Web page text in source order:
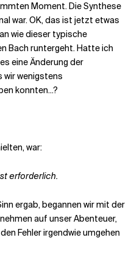
Moment. Die Synthese
war. OK, das ist jetzt etwas
wie dieser typische
Bach runtergeht. Hatte ich
eine Änderung der
wenigstens
konnten...?
war:
erforderlich.
ergab, begannen wir mit der
auf unser Abenteuer,
Fehler irgendwie umgehen